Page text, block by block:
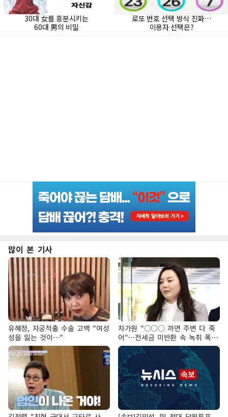
많이 본 기사
유혜정, 자궁적출 수술 고백 "여성
성을 잃는 것이…"
차가원 "○○○ 까면 주변 다 죽
어"…전세금 미반환 속 녹취 폭로
파장